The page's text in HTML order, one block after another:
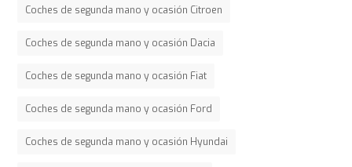
Coches de segunda mano y ocasión Citroen
Coches de segunda mano y ocasión Dacia
Coches de segunda mano y ocasión Fiat
Coches de segunda mano y ocasión Ford
Coches de segunda mano y ocasión Hyundai